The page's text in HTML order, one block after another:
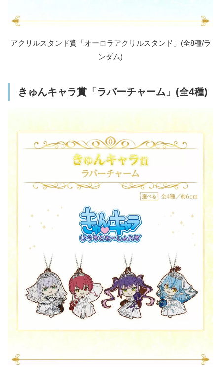
アクリルスタンド賞「オーロラアクリルスタンド」(全8種/ラ
ンダム)
きゅんキャラ賞「ラバーチャーム」(全4種)